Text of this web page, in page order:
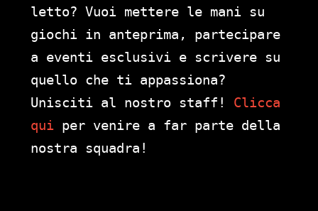
letto? Vuoi mettere le mani su
giochi in anteprima, partecipare
a eventi esclusivi e scrivere su
quello che ti appassiona?
Unisciti al nostro staff! Clicca
qui per venire a far parte della
nostra squadra!